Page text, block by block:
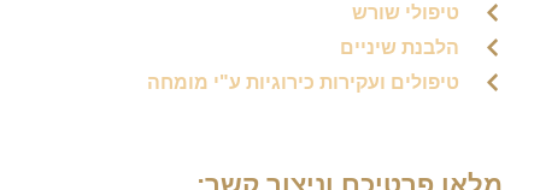
טיפולי שורש
הלבנת שיניים
טיפולים ועקירות כירוגיות ע"י מומחה